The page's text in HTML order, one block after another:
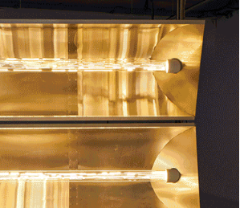
que ha dormido en los almacenes de
treinta y cuatro años. Creada en
en la Sala Moncada, la obra fue
para mi propuesta “La Próxima
y nada de la pieza en concreto.
rompecabezas, así lo afirmó Gloria
el Caixaforum de Barcelona. También
texto, algo críptico, del catalogo de la
Colaboradores, 2012) que a Criado le
eco del lema, “ouija y sufragio